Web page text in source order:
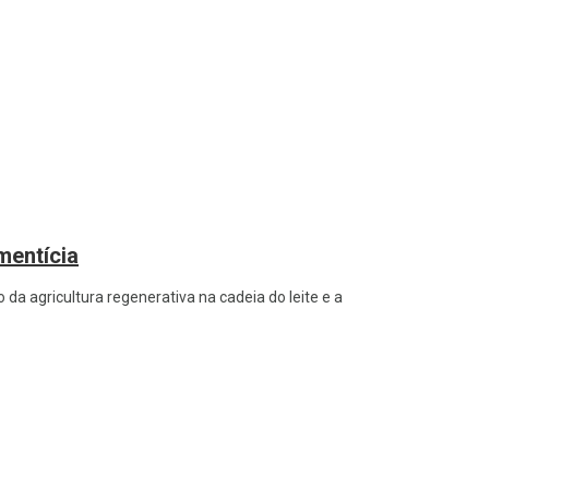
agricultura regenerativa na cadeia do leite e a